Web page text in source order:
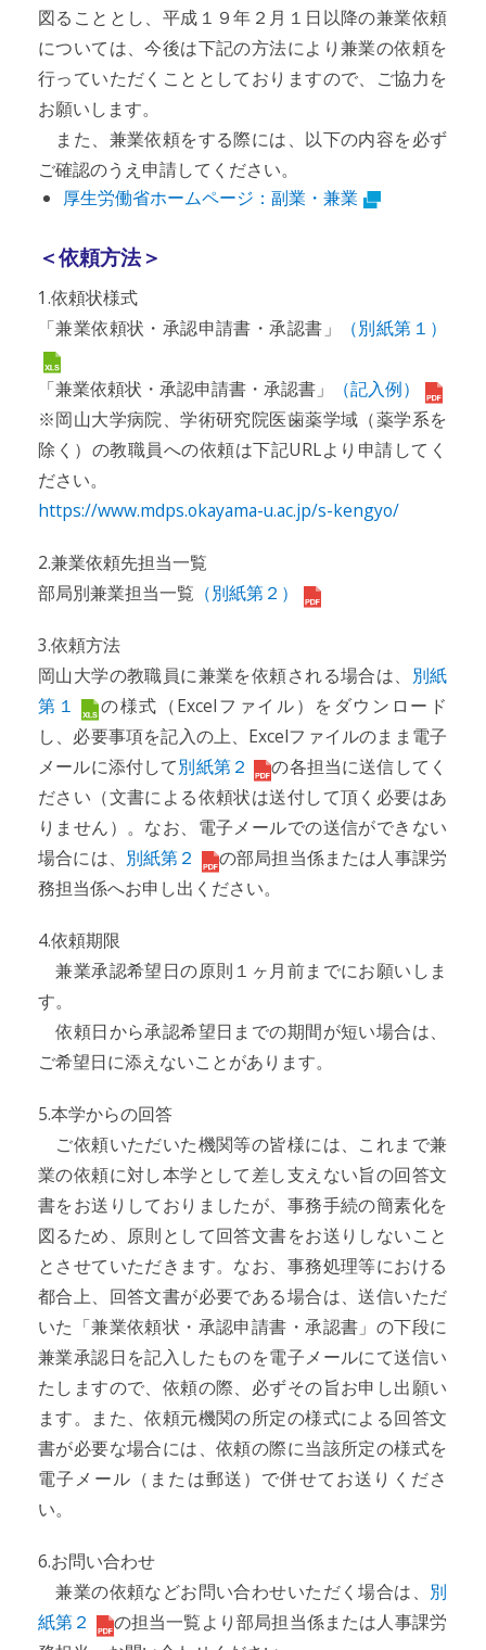
図ることとし、平成１９年２月１日以降の兼業依頼
については、今後は下記の方法により兼業の依頼を
行っていただくこととしておりますので、ご協力を
お願いします。
また、兼業依頼をする際には、以下の内容を必ず
ご確認のうえ申請してください。
厚生労働省ホームページ：副業・兼業
＜依頼方法＞
1.依頼状様式
「兼業依頼状・承認申請書・承認書」
（別紙第１）
「兼業依頼状・承認申請書・承認書」
（記入例）
※岡山大学病院、学術研究院医歯薬学域（薬学系を
除く）の教職員への依頼は下記URLより申請してく
ださい。
https://www.mdps.okayama-u.ac.jp/s-kengyo/
2.兼業依頼先担当一覧
部局別兼業担当一覧 （別紙第２）
3.依頼方法
岡山大学の教職員に兼業を依頼される場合は、
別紙
第１
の様式（Excelファイル）をダウンロード
し、必要事項を記入の上、Excelファイルのまま電子
メールに添付して別紙第２
の各担当に送信してく
ださい（文書による依頼状は送付して頂く必要はあ
りません）。なお、電子メールでの送信ができない
場合には、 別紙第２
の部局担当係または人事課労
務担当係へお申し出ください。
4.依頼期限
兼業承認希望日の原則１ヶ月前までにお願いしま
す。
依頼日から承認希望日までの期間が短い場合は、
ご希望日に添えないことがあります。
5.本学からの回答
ご依頼いただいた機関等の皆様には、これまで兼
業の依頼に対し本学として差し支えない旨の回答文
書をお送りしておりましたが、事務手続の簡素化を
図るため、原則として回答文書をお送りしないこと
とさせていただきます。なお、事務処理等における
都合上、回答文書が必要である場合は、送信いただ
いた「兼業依頼状・承認申請書・承認書」の下段に
兼業承認日を記入したものを電子メールにて送信い
たしますので、依頼の際、必ずその旨お申し出願い
ます。また、依頼元機関の所定の様式による回答文
書が必要な場合には、依頼の際に当該所定の様式を
電子メール（または郵送）で併せてお送りくださ
い。
6.お問い合わせ
兼業の依頼などお問い合わせいただく場合は、 別
紙第２
の担当一覧より部局担当係または人事課労